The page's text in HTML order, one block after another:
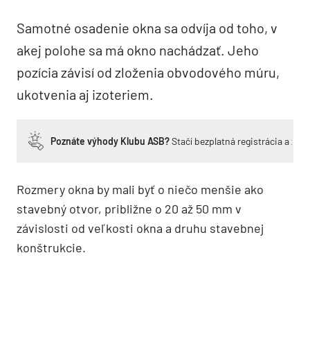
Samotné osadenie okna sa odvíja od toho, v
akej polohe sa má okno nachádzať. Jeho
pozícia závisí od zloženia obvodového múru,
ukotvenia aj izoteriem.
Poznáte výhody Klubu ASB?Stačí bezplatná registrácia a
Rozmery okna by mali byť o niečo menšie ako
stavebný otvor, približne o 20 až 50 mm v
závislosti od veľkosti okna a druhu stavebnej
konštrukcie.